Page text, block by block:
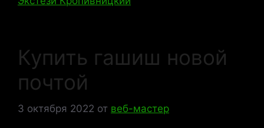
Купить гашиш новой
почтой
3 октября 2022 от веб-мастер